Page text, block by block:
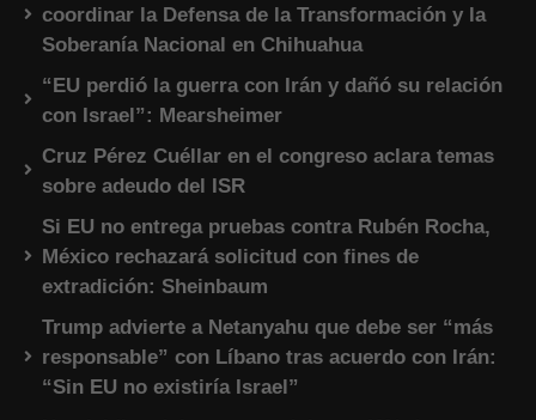
coordinar la Defensa de la Transformación y la
Soberanía Nacional en Chihuahua
“EU perdió la guerra con Irán y dañó su relación
con Israel”: Mearsheimer
Cruz Pérez Cuéllar en el congreso aclara temas
sobre adeudo del ISR
Si EU no entrega pruebas contra Rubén Rocha,
México rechazará solicitud con fines de
extradición: Sheinbaum
Trump advierte a Netanyahu que debe ser “más
responsable” con Líbano tras acuerdo con Irán:
“Sin EU no existiría Israel”